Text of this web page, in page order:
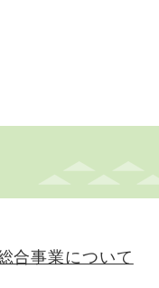
合事業について